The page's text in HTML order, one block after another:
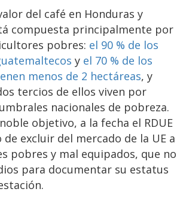
del café en Honduras y
compuesta principalmente por
pobres: el 90 % de los
y el 70 % de los
menos de 2 hectáreas, y
tercios de ellos viven por
nacionales de pobreza.
objetivo, a la fecha el RDUE
excluir del mercado de la UE a
pobres y mal equipados, que no
para documentar su estatus